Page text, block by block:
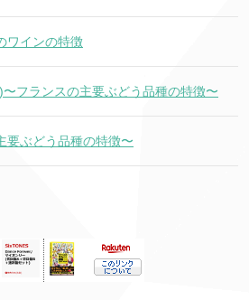
ワインの特徴
フランスの主要ぶどう品種の特徴〜
要ぶどう品種の特徴〜